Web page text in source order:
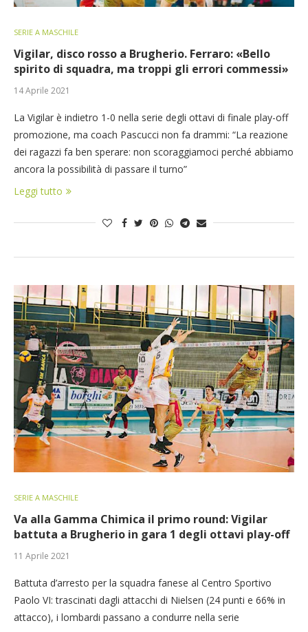
SERIE A MASCHILE
Vigilar, disco rosso a Brugherio. Ferraro: «Bello
spirito di squadra, ma troppi gli errori commessi»
14 Aprile 2021
La Vigilar è indietro 1-0 nella serie degli ottavi di finale play-off
promozione, ma coach Pascucci non fa drammi: “La reazione
dei ragazzi fa ben sperare: non scoraggiamoci perché abbiamo
ancora la possibilità di passare il turno”
Leggi tutto
SERIE A MASCHILE
Va alla Gamma Chimica il primo round: Vigilar
battuta a Brugherio in gara 1 degli ottavi play-off
11 Aprile 2021
Battuta d’arresto per la squadra fanese al Centro Sportivo
Paolo VI: trascinati dagli attacchi di Nielsen (24 punti e 66% in
attacco), i lombardi passano a condurre nella serie